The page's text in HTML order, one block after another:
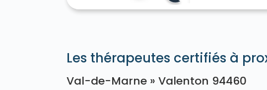
Les thérapeutes certifiés à
Val-de-Marne » Valenton 94460